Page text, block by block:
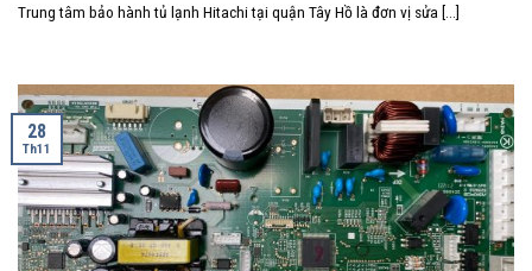
Trung tâm bảo hành tủ lạnh Hitachi tại quận Tây Hồ là đơn vị sửa [...]
28
Th11